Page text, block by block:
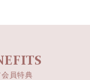
員特典